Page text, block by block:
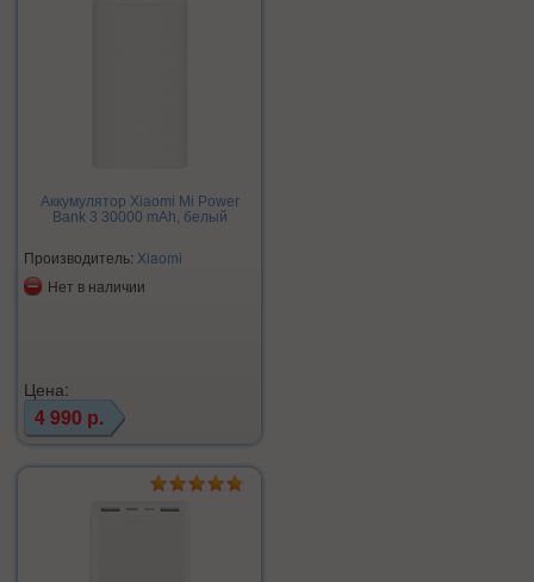
Аккумулятор Xiaomi Mi Power
Bank 3 30000 mAh, белый
Производитель: Xiaomi
Нет в наличии
Цена:
4 990 р.